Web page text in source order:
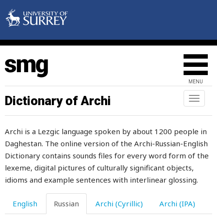
MENU
Toggle
Dictionary of Archi
Archi is a Lezgic language spoken by about 1200 people in
Daghestan. The online version of the Archi-Russian-English
Dictionary contains sounds files for every word form of the
lexeme, digital pictures of culturally significant objects,
idioms and example sentences with interlinear glossing.
English Russian Archi (Cyrillic) Archi (IPA)
бездомный
безрадостный
безрогий
безрукавка
белена
белить